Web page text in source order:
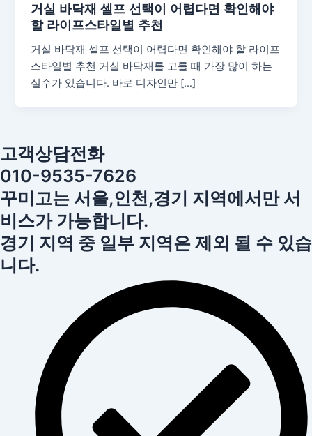
거실 바닥재 셀프 선택이 어렵다면 확인해야
할 라이프스타일별 추천
거실 바닥재 셀프 선택이 어렵다면 확인해야 할 라이프
스타일별 추천 거실 바닥재를 고를 때 가장 많이 하는
실수가 있습니다. 바로 디자인만 […]
고객상담전화
010-9535-7626
꾸미고는 서울,인천,경기 지역에서만 서
비스가 가능합니다.
경기 지역 중 일부 지역은 제외 될 수 있습
니다.